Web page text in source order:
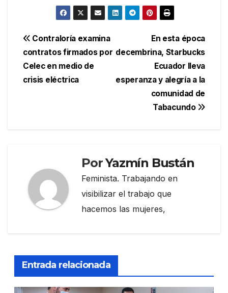
Navegación
de
entradas
En esta época
decembrina, Starbucks
Ecuador lleva
esperanza y alegría a la
comunidad de
Tabacundo
Contraloría examina
contratos firmados por
Celec en medio de
crisis eléctrica
PorYazmín Bustán
Feminista. Trabajando en
visibilizar el trabajo que
hacemos las mujeres,
Entrada relacionada